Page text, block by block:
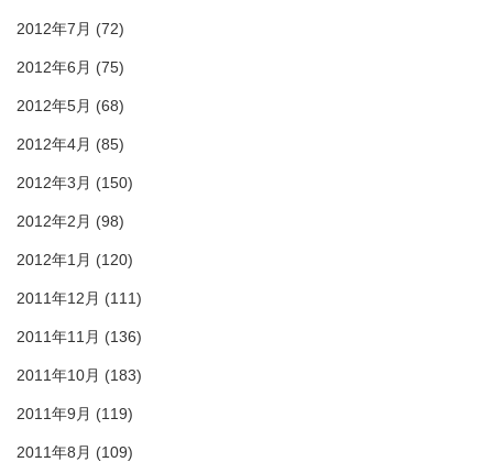
2012年7月 (72)
2012年6月 (75)
2012年5月 (68)
2012年4月 (85)
2012年3月 (150)
2012年2月 (98)
2012年1月 (120)
2011年12月 (111)
2011年11月 (136)
2011年10月 (183)
2011年9月 (119)
2011年8月 (109)